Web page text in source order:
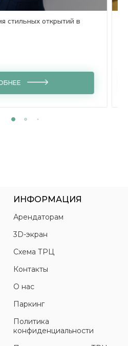
стильных открытий в
ИНФОРМАЦИЯ
Арендаторам
3D-экран
Схема ТРЦ
Контакты
О нас
Паркинг
Политика
конфиденциальности